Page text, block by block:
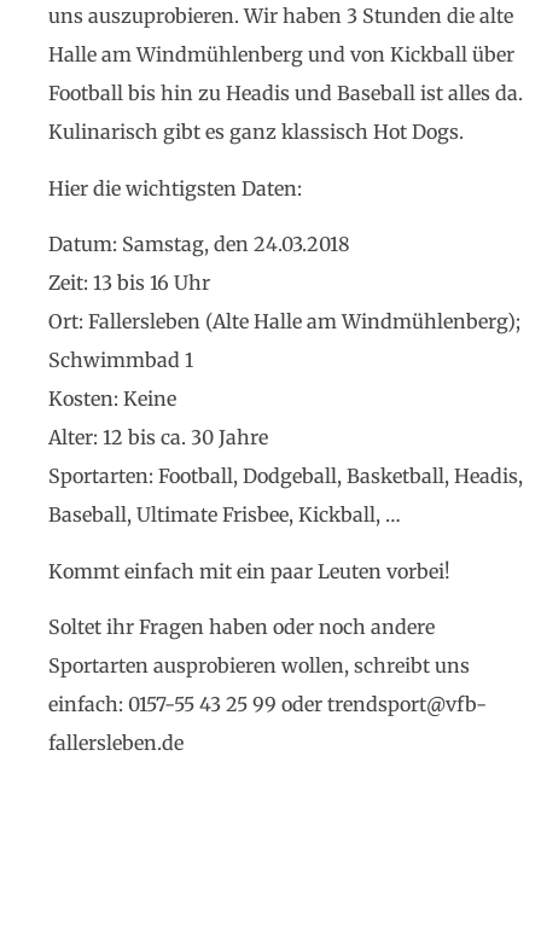
uns auszuprobieren. Wir haben 3 Stunden die alte
Halle am Windmühlenberg und von Kickball über
Football bis hin zu Headis und Baseball ist alles da.
Kulinarisch gibt es ganz klassisch Hot Dogs.
Hier die wichtigsten Daten:
Datum: Samstag, den 24.03.2018
Zeit: 13 bis 16 Uhr
Ort: Fallersleben (Alte Halle am Windmühlenberg);
Schwimmbad 1
Kosten: Keine
Alter: 12 bis ca. 30 Jahre
Sportarten: Football, Dodgeball, Basketball, Headis,
Baseball, Ultimate Frisbee, Kickball, …
Kommt einfach mit ein paar Leuten vorbei!
Soltet ihr Fragen haben oder noch andere
Sportarten ausprobieren wollen, schreibt uns
einfach: 0157-55 43 25 99 oder trendsport@vfb-
fallersleben.de